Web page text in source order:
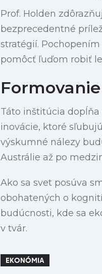
Prof. Holden
bezprecedentné
stratégií.
pomôcť ľuďom robiť
Táto inštitúcia dopĺňa
inovácie, ktoré
výskumné nálezy
Austrálie až po
Ako sa svet posúva
obohatených o
budúcnosti, kde sa
v tvár.
EKONÓMIA